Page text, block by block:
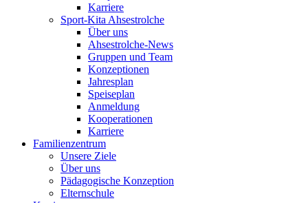
Karriere
Sport-Kita Ahsestrolche
Über uns
Ahsestrolche-News
Gruppen und Team
Konzeptionen
Jahresplan
Speiseplan
Anmeldung
Kooperationen
Karriere
Familienzentrum
Unsere Ziele
Über uns
Pädagogische Konzeption
Elternschule